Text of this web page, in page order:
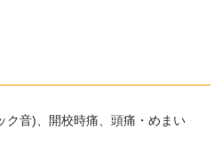
ク音)、開校時痛、頭痛・めまい